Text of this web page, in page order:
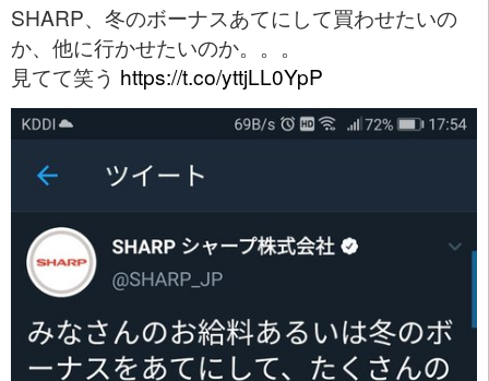
SHARP、冬のボーナスあてにして買わせたいの
か、他に行かせたいのか。。。
見てて笑う https://t.co/yttjLL0YpP